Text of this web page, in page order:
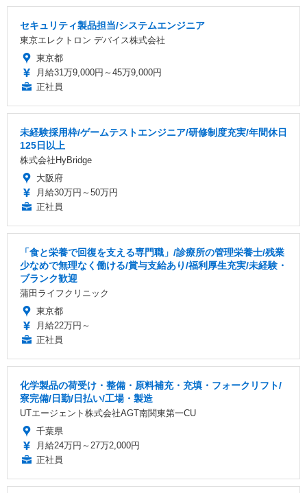
セキュリティ製品担当/システムエンジニア
東京エレクトロン デバイス株式会社
東京都
月給31万9,000円～45万9,000円
正社員
未経験採用枠/ゲームテストエンジニア/研修制度充実/年間休日
125日以上
株式会社HyBridge
大阪府
月給30万円～50万円
正社員
「食と栄養で回復を支える専門職」/診療所の管理栄養士/残業
少なめで無理なく働ける/賞与支給あり/福利厚生充実/未経験・
ブランク歓迎
蒲田ライフクリニック
東京都
月給22万円～
正社員
化学製品の荷受け・整備・原料補充・充填・フォークリフト/
寮完備/日勤/日払い/工場・製造
UTエージェント株式会社AGT南関東第一CU
千葉県
月給24万円～27万2,000円
正社員